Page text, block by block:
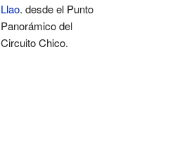
Llao. desde el Punto
Panorámico del
Circuito Chico.